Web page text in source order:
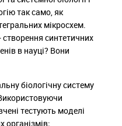
так само, як
мікросхем.
створення синтетичних
в науці? Вони
біологічну систему
тестують моделі
організмів;